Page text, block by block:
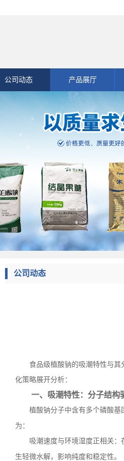
公司动态 产品展厅
公司动态
食品级植酸钠的吸潮特性与
化策略展开分析：
一、吸潮特性：分子结构
植酸钠分子中含有多个磷酸基
为：
吸潮速度与环境湿度正相关
生轻微水解，影响纯度和稳定性。